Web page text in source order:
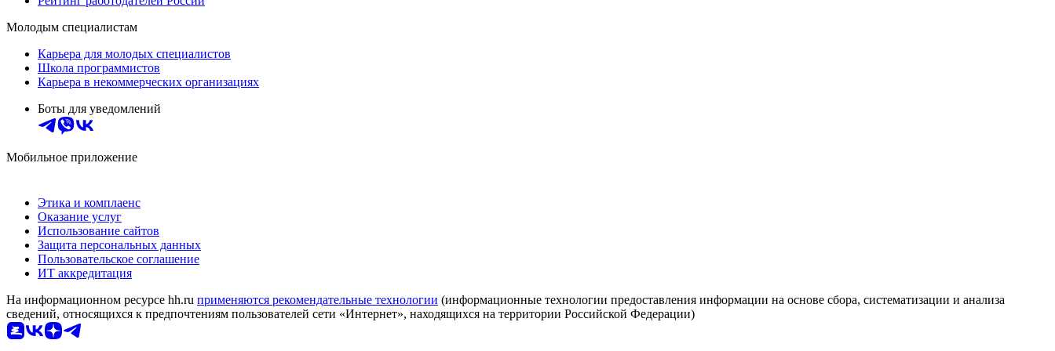
Молодым специалистам
Карьера для молодых специалистов
Школа программистов
Карьера в некоммерческих организациях
Боты для уведомлений
Мобильное приложение
Этика и комплаенс
Оказание услуг
Использование сайтов
Защита персональных данных
Пользовательское соглашение
ИТ аккредитация
На информационном ресурсе hh.ru применяются рекомендательные технологии (информационные технологии предоставления информации на основе сбора, систематизации и анализа
сведений, относящихся к предпочтениям пользователей сети «Интернет», находящихся на территории Российской Федерации)